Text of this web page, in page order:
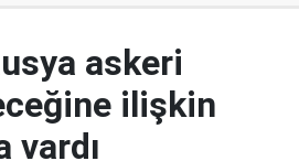
askeri
ilişkin
vardı